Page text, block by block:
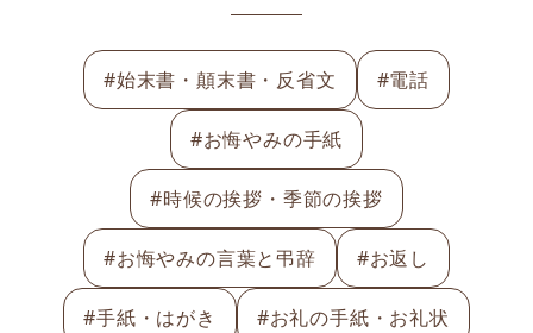
#始末書・顛末書・反省文 #電話
#お悔やみの手紙
#時候の挨拶・季節の挨拶
#お悔やみの言葉と弔辞 #お返し
#手紙・はがき #お礼の手紙・お礼状